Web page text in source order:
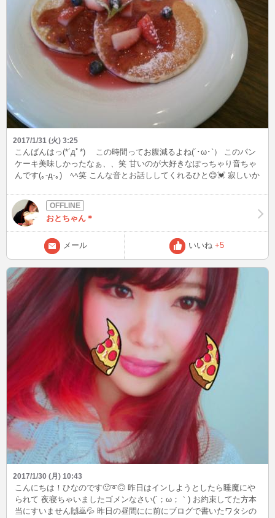
2017/1/31 (火) 3:25
こんばんはっ(*´дﾟ*)ゞ この時間ってお腹減るよね(´･ω･`） このパン
ケーキ美味しかったなぁ、、笑 甘いのが大好きなぽっちゃり音ちゃ
んです(｡-д-｡)ゞﾍﾍ笑 こんな音とお話ししてくれるひと😊💓 寂しいか
行ってね♪♪ でわでわっ まってるよぉ〜〜(*´ω｀*)💓 音ちゃん♪
おとちゃん＊
メール いいね +5
2017/1/30 (月) 10:43
こんにちは！ひなのです🙂➰🙃 昨日はインしようとしたら睡魔にや
られて 夜寝ちゃいましたゴメンなさい(´；ω；｀) お約束してた方本
当にすいません🙌🙇💦 昨日の昼間にに前にブログで書いたワタシの